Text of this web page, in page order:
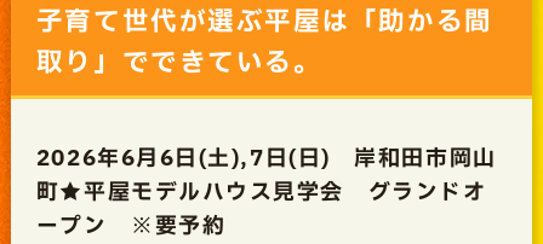
子育て世代が選ぶ平屋は「助かる間
取り」でできている。
2026年6月6日(土),7日(日) 岸和田市岡山
町★平屋モデルハウス見学会 グランドオ
ープン ※要予約